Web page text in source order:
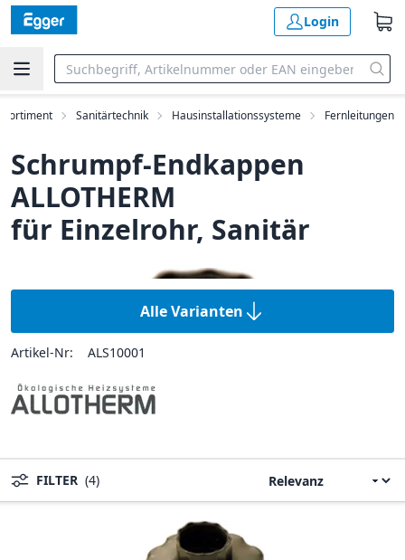
Login
Sortiment Sanitärtechnik Hausinstallationssysteme Fernleitungen
Schrumpf-Endkappen
ALLOTHERM
für Einzelrohr, Sanitär
Alle Varianten
Artikel-Nr: ALS10001
FILTER (4)